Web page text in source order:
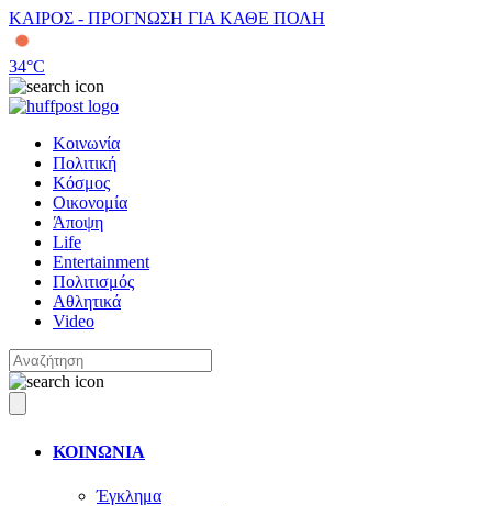
ΚΑΙΡΟΣ - ΠΡΟΓΝΩΣΗ ΓΙΑ ΚΑΘΕ ΠΟΛΗ
34°C
Κοινωνία
Πολιτική
Κόσμος
Οικονομία
Άποψη
Life
Entertainment
Πολιτισμός
Αθλητικά
Video
ΚΟΙΝΩΝΙΑ
Έγκλημα